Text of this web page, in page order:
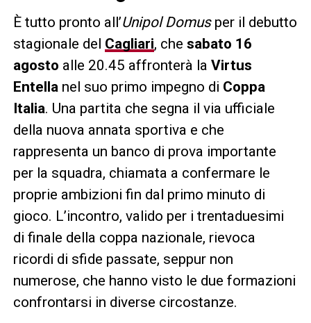
È tutto pronto all’Unipol Domusper il debutto
stagionale del Cagliari, che sabato 16
agosto alle 20.45 affronterà la Virtus
Entella nel suo primo impegno di Coppa
Italia. Una partita che segna il via ufficiale
della nuova annata sportiva e che
rappresenta un banco di prova importante
per la squadra, chiamata a confermare le
proprie ambizioni fin dal primo minuto di
gioco. L’incontro, valido per i trentaduesimi
di finale della coppa nazionale, rievoca
ricordi di sfide passate, seppur non
numerose, che hanno visto le due formazioni
confrontarsi in diverse circostanze.